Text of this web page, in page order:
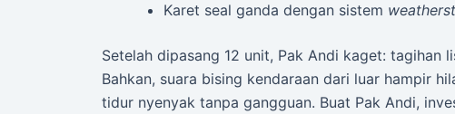
Karet seal ganda dengan sistem
Setelah dipasang 12 unit, Pak Andi kaget: tagihan
Bahkan, suara bising kendaraan dari luar hampir
tidur nyenyak tanpa gangguan. Buat Pak Andi,